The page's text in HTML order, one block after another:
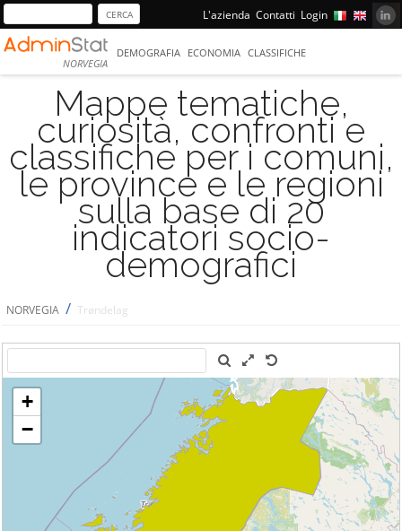
L'azienda Contatti Login
NORVEGIA
DEMOGRAFIA ECONOMIA CLASSIFICHE
Mappe tematiche,
curiosità, confronti e
classifiche per i comuni,
le province e le regioni
sulla base di 20
indicatori socio-
demografici
NORVEGIA / Trøndelag